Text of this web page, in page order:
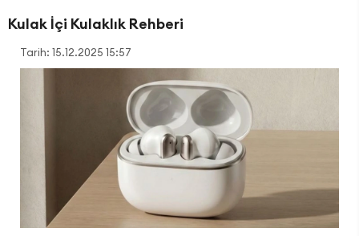
Kulak İçi Kulaklık Rehberi
Tarih: 15.12.2025 15:57